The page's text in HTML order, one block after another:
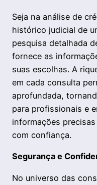
Seja na análise de
histórico judicial de
pesquisa detalhada
fornece as
suas escolhas. A
em cada consulta
aprofundada,
para profissionais e
informações
com confiança.
Segurança e
No universo das